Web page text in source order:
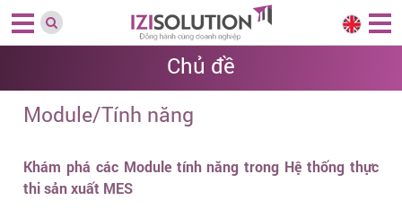
Chủ đề
Module/Tính năng
Khám phá các Module tính năng trong Hệ thống thực
thi sản xuất MES